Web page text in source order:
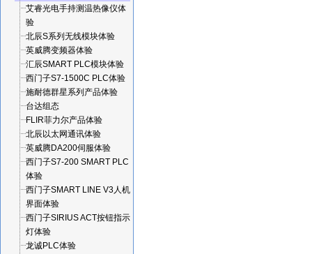
艾睿光电手持测温热像仪体
验
北辰S系列无线模块体验
英威腾变频器体验
汇辰SMART PLC模块体验
西门子S7-1500C PLC体验
施耐德群星系列产品体验
台达组态
FLIR菲力尔产品体验
北辰以太网通讯体验
英威腾DA200伺服体验
西门子S7-200 SMART PLC
体验
西门子SMART LINE V3人机
界面体验
西门子SIRIUS ACT按钮指示
灯体验
龙诚PLC体验